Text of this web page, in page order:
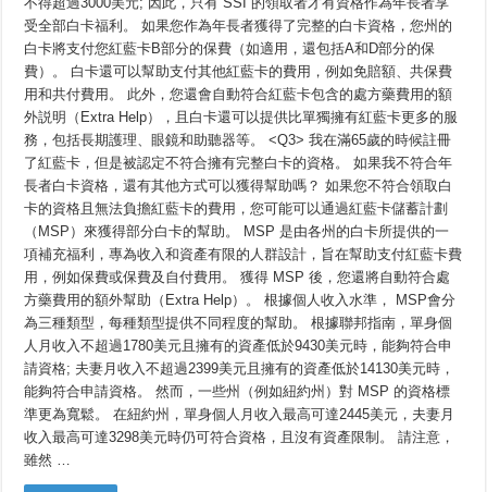
受全部白卡福利。 如果您作為年長者獲得了完整的白卡資格，您州的
白卡將支付您紅藍卡B部分的保費（如適用，還包括A和D部分的保
費）。 白卡還可以幫助支付其他紅藍卡的費用，例如免賠額、共保費
用和共付費用。 此外，您還會自動符合紅藍卡包含的處方藥費用的額
外説明（Extra Help），且白卡還可以提供比單獨擁有紅藍卡更多的服
務，包括長期護理、眼鏡和助聽器等。 <Q3> 我在滿65歲的時候註冊
了紅藍卡，但是被認定不符合擁有完整白卡的資格。 如果我不符合年
長者白卡資格，還有其他方式可以獲得幫助嗎？ 如果您不符合領取白
卡的資格且無法負擔紅藍卡的費用，您可能可以通過紅藍卡儲蓄計劃
（MSP）來獲得部分白卡的幫助。 MSP 是由各州的白卡所提供的一
項補充福利，專為收入和資產有限的人群設計，旨在幫助支付紅藍卡費
用，例如保費或保費及自付費用。 獲得 MSP 後，您還將自動符合處
方藥費用的額外幫助（Extra Help）。 根據個人收入水準， MSP會分
為三種類型，每種類型提供不同程度的幫助。 根據聯邦指南，單身個
人月收入不超過1780美元且擁有的資產低於9430美元時，能夠符合申
請資格; 夫妻月收入不超過2399美元且擁有的資產低於14130美元時，
能夠符合申請資格。 然而，一些州（例如紐約州）對 MSP 的資格標
準更為寬鬆。 在紐約州，單身個人月收入最高可達2445美元，夫妻月
收入最高可達3298美元時仍可符合資格，且沒有資產限制。 請注意，
雖然 …